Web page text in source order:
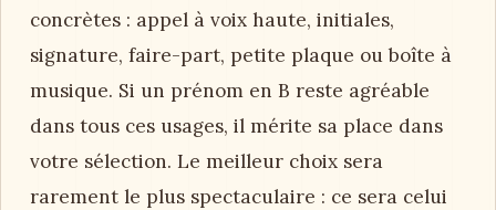
concrètes : appel à voix haute, initiales,
signature, faire-part, petite plaque ou boîte à
musique. Si un prénom en B reste agréable
dans tous ces usages, il mérite sa place dans
votre sélection. Le meilleur choix sera
rarement le plus spectaculaire : ce sera celui